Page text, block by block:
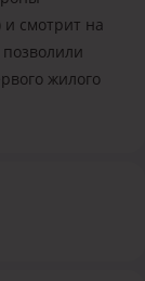
и смотрит на
жилого
города –
(9 баллов)
и с
и рельефа